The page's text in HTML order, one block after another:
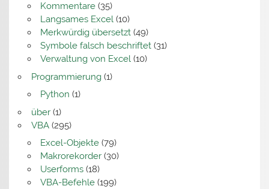
Kommentare(35)
Langsames Excel(10)
Merkwürdig übersetzt(49)
Symbole falsch beschriftet(31)
Verwaltung von Excel(10)
Programmierung(1)
Python (1)
über(1)
VBA(295)
Excel-Objekte(79)
Makrorekorder(30)
Userforms(18)
VBA-Befehle(199)